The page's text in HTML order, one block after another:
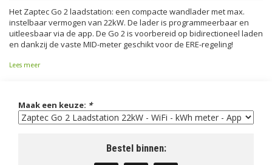
Het Zaptec Go 2 laadstation: een compacte wandlader met max.
instelbaar vermogen van 22kW. De lader is programmeerbaar en
uitleesbaar via de app. De Go 2 is voorbereid op bidirectioneel laden
en dankzij de vaste MID-meter geschikt voor de ERE-regeling!
Lees meer
Maak een keuze: *
Bestel binnen: